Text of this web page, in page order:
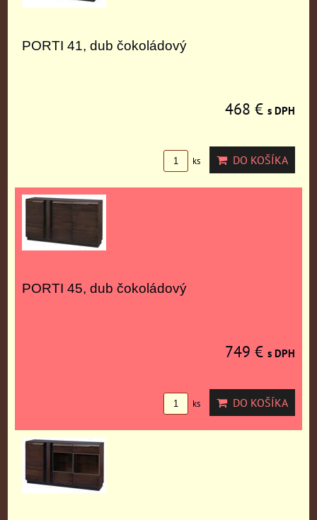
PORTI 41, dub čokoládový
468 € s DPH
ks DO KOŠÍKA
PORTI 45, dub čokoládový
749 € s DPH
ks DO KOŠÍKA